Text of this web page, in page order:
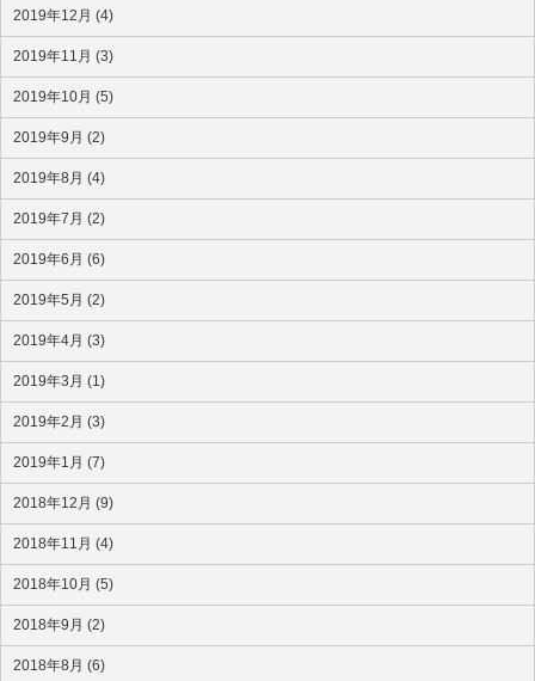
2019年12月 (4)
2019年11月 (3)
2019年10月 (5)
2019年9月 (2)
2019年8月 (4)
2019年7月 (2)
2019年6月 (6)
2019年5月 (2)
2019年4月 (3)
2019年3月 (1)
2019年2月 (3)
2019年1月 (7)
2018年12月 (9)
2018年11月 (4)
2018年10月 (5)
2018年9月 (2)
2018年8月 (6)